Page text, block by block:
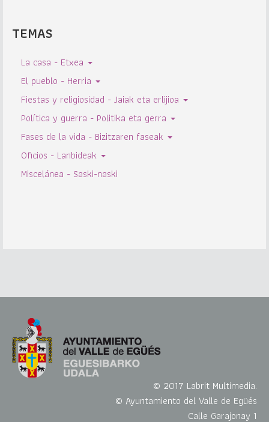
TEMAS
La casa - Etxea
El pueblo - Herria
Fiestas y religiosidad - Jaiak eta erlijioa
Política y guerra - Politika eta gerra
Fases de la vida - Bizitzaren faseak
Oficios - Lanbideak
Miscelánea - Saski-naski
© 2017 Labrit Multimedia.
© Ayuntamiento del Valle de Egüés
Calle Garajonay 1